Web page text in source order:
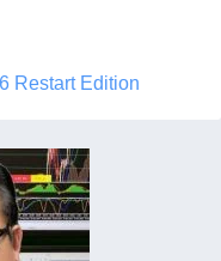
Restart Edition